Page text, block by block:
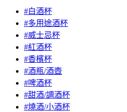
#白酒杯
#多用途酒杯
#威士忌杯
#紅酒杯
#香檳杯
#酒瓶/酒壺
#啤酒杯
#甜酒/調酒杯
#燒酒/小酒杯